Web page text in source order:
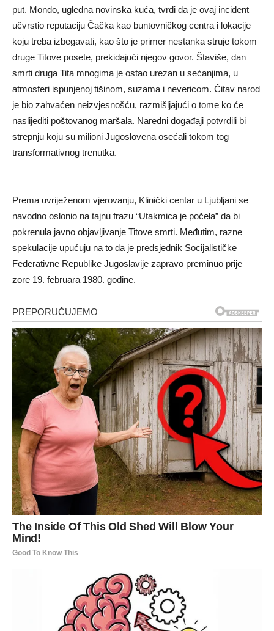
put. Mondo, ugledna novinska kuća, tvrdi da je ovaj incident
učvrstio reputaciju Čačka kao buntovničkog centra i lokacije
koju treba izbegavati, kao što je primer nestanka struje tokom
druge Titove posete, prekidajući njegov govor. Štaviše, dan
smrti druga Tita mnogima je ostao urezan u sećanjima, u
atmosferi ispunjenoj tišinom, suzama i nevericom. Čitav narod
je bio zahvaćen neizvjesnošću, razmišljajući o tome ko će
naslijediti poštovanog maršala. Naredni događaji potvrdili bi
strepnju koju su milioni Jugoslovena osećali tokom tog
transformativnog trenutka.
Prema uvriježenom vjerovanju, Klinički centar u Ljubljani se
navodno oslonio na tajnu frazu “Utakmica je počela” da bi
pokrenula javno objavljivanje Titove smrti. Međutim, razne
spekulacije upućuju na to da je predsjednik Socijalističke
Federativne Republike Jugoslavije zapravo preminuo prije
zore 19. februara 1980. godine.